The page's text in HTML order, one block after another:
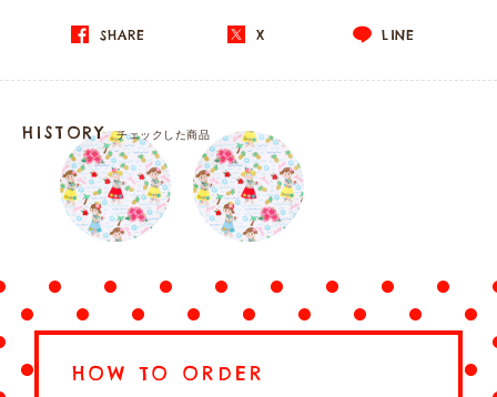
SHARE X LINE
HISTORYチェックした商品
HOW TO ORDER